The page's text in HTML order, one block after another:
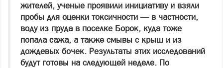
жителей, ученые проявили инициативу и взяли
пробы для оценки токсичности — в частности,
воду из пруда в поселке Борок, куда тоже
попала сажа, а также смывы с крыш и из
дождевых бочек. Результаты этих исследований
будут готовы на следующей неделе. По